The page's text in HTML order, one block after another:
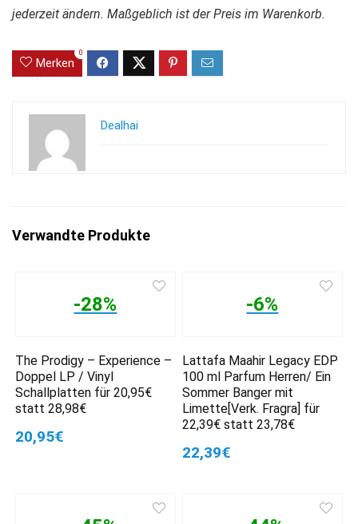
jederzeit ändern. Maßgeblich ist der Preis im Warenkorb.
Merken
0
Dealhai
Verwandte Produkte
-28%
The Prodigy – Experience –
Doppel LP / Vinyl
Schallplatten für 20,95€
statt 28,98€
20,95€
-6%
Lattafa Maahir Legacy EDP
100 ml Parfum Herren/ Ein
Sommer Banger mit
Limette[Verk. Fragra] für
22,39€ statt 23,78€
22,39€